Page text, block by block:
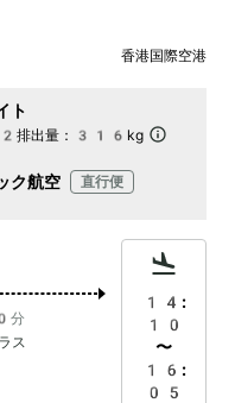
香港国際空港
ト
排出量： 316kg
ク航空 直行便
分
ス
14:
10
〜
16:
05